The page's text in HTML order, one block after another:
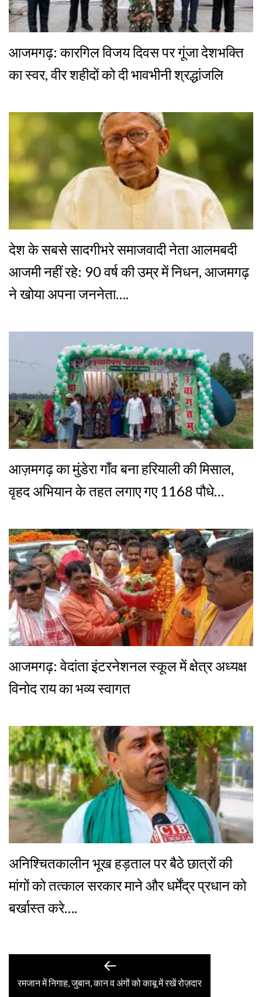
आजमगढ़: कारगिल विजय दिवस पर गूंजा देशभक्ति
का स्वर, वीर शहीदों को दी भावभीनी श्रद्धांजलि
देश के सबसे सादगीभरे समाजवादी नेता आलमबदी
आजमी नहीं रहे: 90 वर्ष की उम्र में निधन, आजमगढ़
ने खोया अपना जननेता….
आज़मगढ़ का मुंडेरा गाँव बना हरियाली की मिसाल,
वृहद अभियान के तहत लगाए गए 1168 पौधे…
आजमगढ़: वेदांता इंटरनेशनल स्कूल में क्षेत्र अध्यक्ष
विनोद राय का भव्य स्वागत
अनिश्चितकालीन भूख हड़ताल पर बैठे छात्रों की
मांगों को तत्काल सरकार माने और धर्मेंद्र प्रधान को
बर्खास्त करे….
navigation
Previous
post:
रमजान में निगाह, जुबान, कान व अंगों को काबू में रखें रोज़दार